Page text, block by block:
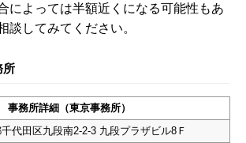
によっては半額近くになる可能性もあ
談してみてください。
所
事務所詳細（東京事務所）
代田区九段南2-2-3 九段プラザビル8Ｆ